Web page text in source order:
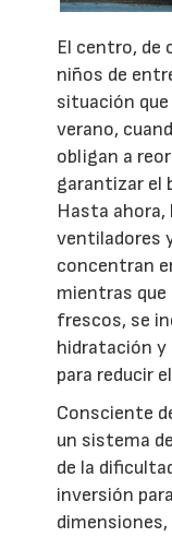
El centro, de
niños de
situación
verano,
obligan a
garantizar el
Hasta ahora,
ventiladores
concentran
mientras que
frescos, se
hidratación y
para reducir
Consciente
un sistema
de la
inversión